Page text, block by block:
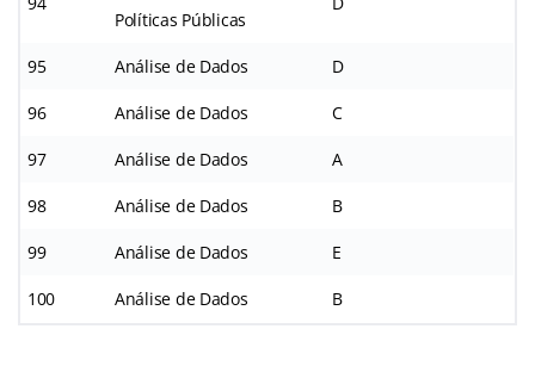
Políticas Públicas
95 Análise de Dados D
96 Análise de Dados C
97 Análise de Dados A
98 Análise de Dados B
99 Análise de Dados E
100 Análise de Dados B